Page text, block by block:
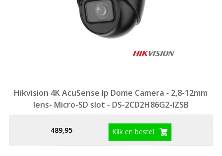
Hikvision 4K AcuSense Ip Dome Camera - 2,8-12mm
lens- Micro-SD slot - DS-2CD2H86G2-IZSB
489,95 Klik en bestel